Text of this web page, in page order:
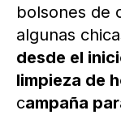
bolsones de
algunas
desde el
limpieza de
campaña